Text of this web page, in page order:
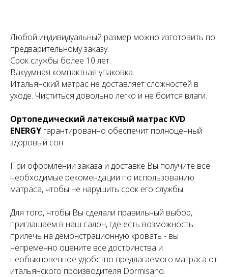
Любой индивидуальный размер можно изготовить по
предварительному заказу.
Срок службы более 10 лет.
Вакуумная компактная упаковка.
Итальянский матрас не доставляет сложностей в
уходе. Чиститься довольно легко и не боится влаги.
Ортопедический латексный матрас KVD
ENERGY гарантированно обеспечит полноценный
здоровый сон.
При оформлении заказа и доставке Вы получите все
необходимые рекомендации по использованию
матраса, чтобы не нарушить срок его службы.
Для того, чтобы Вы сделали правильный выбор,
приглашаем в наш салон, где есть возможность
прилечь на демонстрационную кровать - вы
непременно оцените все достоинства и
необыкновенное удобство предлагаемого матраса от
итальянского производителя Dormisano.